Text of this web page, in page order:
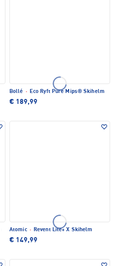
Bollé · Eco Ryft Pure Mips® Skihelm
€ 189,99
Atomic · Revent Lite+ X Skihelm
€ 149,99